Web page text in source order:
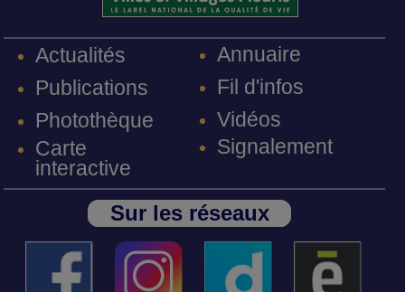
Actualités
Publications
Photothèque
Carte
interactive
Annuaire
Fil d'infos
Vidéos
Signalement
Sur les réseaux